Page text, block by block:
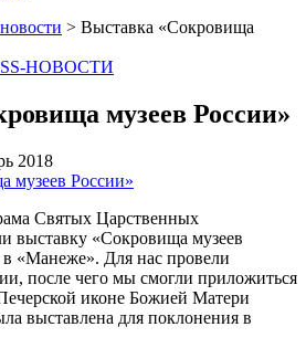
> Выставка «Сокровища
НОВОСТИ
музеев России»
2018
Святых Царственных
выставку «Сокровища музеев
«Манеже». Для нас провели
после чего мы смогли приложиться
иконе Божией Матери
выставлена для поклонения в